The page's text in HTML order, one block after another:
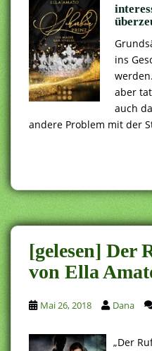
ins
aber
auch
andere Problem mit der
[gelesen] Der
von Ella
Mai 26, 2018 Dana
„Der